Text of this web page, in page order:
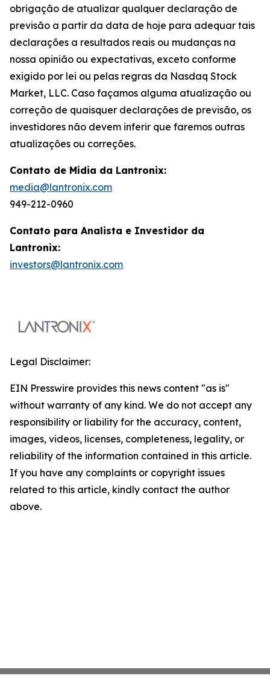
obrigação de atualizar qualquer declaração de
previsão a partir da data de hoje para adequar tais
declarações a resultados reais ou mudanças na
nossa opinião ou expectativas, exceto conforme
exigido por lei ou pelas regras da Nasdaq Stock
Market, LLC. Caso façamos alguma atualização ou
correção de quaisquer declarações de previsão, os
investidores não devem inferir que faremos outras
atualizações ou correções.
Contato de Mídia da Lantronix:
media@lantronix.com
949-212-0960
Contato para Analista e Investidor da
Lantronix:
investors@lantronix.com
Legal Disclaimer:
EIN Presswire provides this news content "as is"
without warranty of any kind. We do not accept any
responsibility or liability for the accuracy, content,
images, videos, licenses, completeness, legality, or
reliability of the information contained in this article.
If you have any complaints or copyright issues
related to this article, kindly contact the author
above.